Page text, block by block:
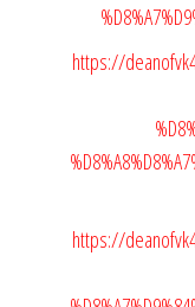
https://
https://